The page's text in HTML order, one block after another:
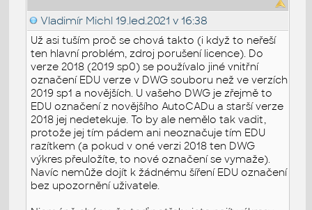
Vladimír Michl 19.led.2021 v 16:38
Už asi tuším proč se chová takto (i když to neřeší
ten hlavní problém, zdroj porušení licence). Do
verze 2018 (2019 sp0) se používalo jiné vnitřní
označení EDU verze v DWG souboru než ve verzích
2019 sp1 a novějších. U vašeho DWG je zřejmě to
EDU označení z novějšího AutoCADu a starší verze
2018 jej nedetekuje. To by ale nemělo tak vadit,
protože jej tím pádem ani neoznačuje tím EDU
razítkem (a pokud v oné verzi 2018 ten DWG
výkres přeuložíte, to nové označení se vymaže).
Navíc nemůže dojít k žádnému šíření EDU označení
bez upozornění uživatele.